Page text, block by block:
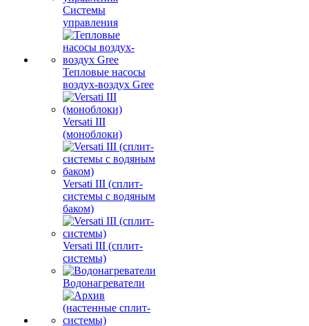
Системы
управления
Тепловые насосы
воздух-воздух Gree
Versati III
(моноблоки)
Versati III (сплит-
системы с водяным
баком)
Versati III (сплит-
системы)
Водонагреватели